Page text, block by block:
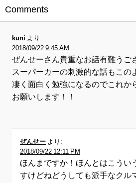
Comments
kuni より:
2018/09/22 9:45 AM
ぜんせーさん貴重なお話有難うご
スーパーカーの刺激的な話もこの
凄く面白く勉強になるのでこれか
お願いします！！
ぜんせー より:
2018/09/22 12:11 PM
ほんまですか！ほんとはこうい
すけどねどうしても派手なクル